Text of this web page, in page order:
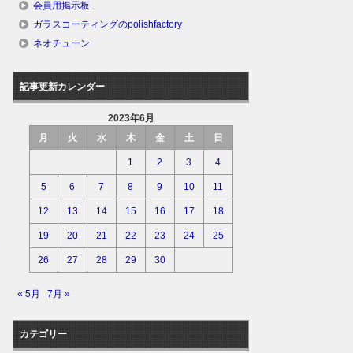
会員用掲示板
ガラスコーティングのpolishfactory
ネオチューン
記事更新カレンダー
2023年6月
月
火 水 木 金 土 日
1 2 3 4
5 6 7 8 9 10 11
12 13 14 15 16 17 18
19 20 21 22 23 24 25
26 27 28 29 30
« 5月 7月 »
カテゴリー